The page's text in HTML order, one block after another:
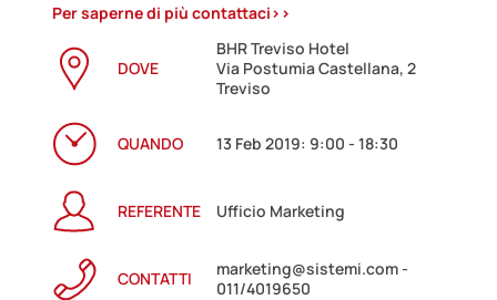
Per saperne di più contattaci>>
DOVE
BHR Treviso Hotel
Via Postumia Castellana, 2
Treviso
QUANDO 13 Feb 2019: 9:00 - 18:30
REFERENTE Ufficio Marketing
CONTATTI
marketing@sistemi.com -
011/4019650